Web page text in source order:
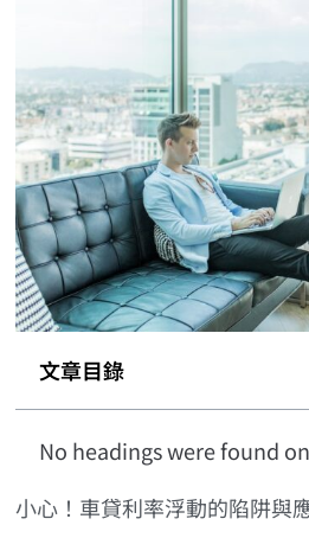
文章目錄
No headings were found
小心！車貸利率浮動的陷阱與